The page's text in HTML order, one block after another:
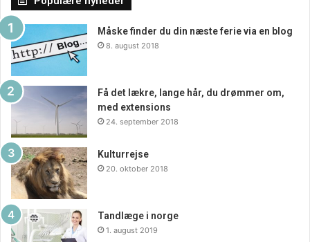
En mobil bar kombineret med professionel bartender-
service er den ideelle løsning for enhver fest eller
arrangement. Det giver fleksibilitet, kvalitet og en
personlig touch, der gør din fest unik. Uanset hvilken type
begivenhed du planlægger, kan en mobil bar sikre, at
drikkevarer bliver et højdepunkt og bidrager til den
samlede succes.
Måske finder du din næste ferie via en blog
8. august 2018
Få det lækre, lange hår, du drømmer om,
med extensions
24. september 2018
Kulturrejse
20. oktober 2018
Tandlæge i norge
1. august 2019